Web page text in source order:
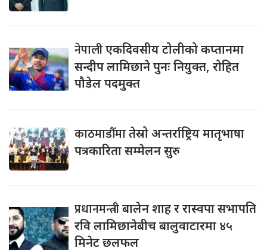
नेपालीएकदिवसीय टोलीको कप्तानमा
सन्दीप लामिछाने पुनः नियुक्त, रोहित
पौडेल पदमुक्त
काठमाडौँमातेस्रो अन्तर्राष्ट्रिय मातृभाषा
पत्रकारिता सम्मेलन सुरु
प्रधानमन्त्रीबालेन शाह र रास्वपा सभापति
रवि लामिछानेबीच बालुवाटारमा ४५
मिनेट छलफल